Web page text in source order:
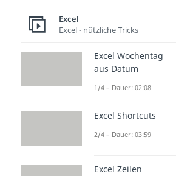
Wenn du in Excel den
Datum auslesen
so vorgehen:
das du als Excel
anzeigen lassen
Klicke in der
im Abschnitt „
Excel
Excel - nützliche Tricks
Excel Wochentag
aus Datum
1/4 – Dauer: 02:08
Excel Shortcuts
2/4 – Dauer: 03:59
Excel Zeilen